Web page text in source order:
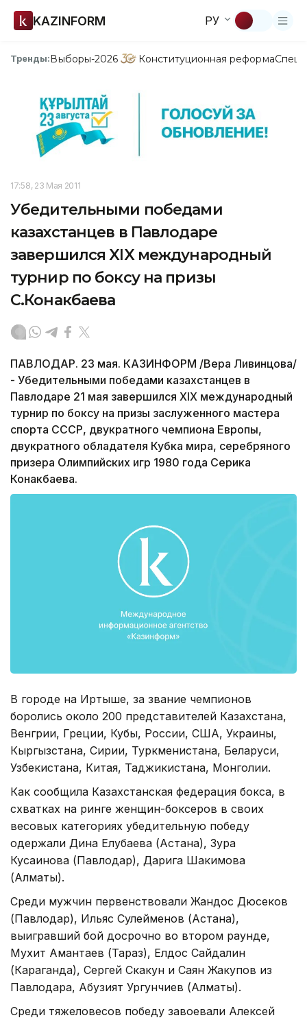
KAZINFORM РУ
Тренды:Выборы-2026 Конституционная реформа
17:58, 23 Мая 2011
Убедительными победами
казахстанцев в Павлодаре
завершился XIX международный
турнир по боксу на призы
С.Конакбаева
ПАВЛОДАР. 23 мая. КАЗИНФОРМ /Вера Ливинцова/
- Убедительными победами казахстанцев в
Павлодаре 21 мая завершился XIX международный
турнир по боксу на призы заслуженного мастера
спорта СССР, двукратного чемпиона Европы,
двукратного обладателя Кубка мира, серебряного
призера Олимпийских игр 1980 года Серика
Конакбаева.
В городе на Иртыше, за звание чемпионов
боролись около 200 представителей Казахстана,
Венгрии, Греции, Кубы, России, США, Украины,
Кыргызстана, Сирии, Туркменистана, Беларуси,
Узбекистана, Китая, Таджикистана, Монголии.
Как сообщила Казахстанская федерация бокса, в
схватках на ринге женщин-боксеров в своих
весовых категориях убедительную победу
одержали Дина Елубаева (Астана), Зура
Кусаинова (Павлодар), Дарига Шакимова
(Алматы).
Среди мужчин первенствовали Жандос Дюсеков
(Павлодар), Ильяс Сулейменов (Астана),
выигравший бой досрочно во втором раунде,
Мухит Амантаев (Тараз), Елдос Сайдалин
(Караганда), Сергей Скакун и Саян Жакупов из
Павлодара, Абузият Ургунчиев (Алматы).
Среди тяжеловесов победу завоевали Алексей